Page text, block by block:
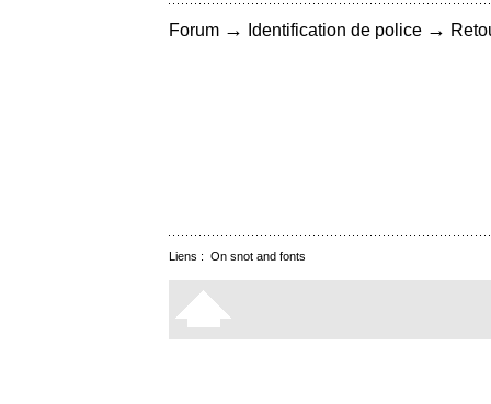
Forum → Identification de police →
Liens : On snot and fonts